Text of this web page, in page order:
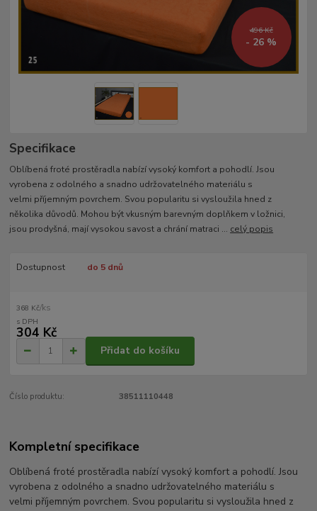
496 Kč
- 26 %
Specifikace
Oblíbená froté prostěradla nabízí vysoký komfort a pohodlí. Jsou
vyrobena z odolného a snadno udržovatelného materiálu s
velmi příjemným povrchem. Svou popularitu si vysloužila hned z
několika důvodů. Mohou být vkusným barevným doplňkem v ložnici,
jsou prodyšná, mají vysokou savost a chrání matraci ... celý popis
Dostupnost do 5 dnů
368 Kč/ks
304 Kč
Přidat do košíku
Číslo produktu: 38511110448
Kompletní specifikace
Oblíbená froté prostěradla nabízí vysoký komfort a pohodlí. Jsou
vyrobena z odolného a snadno udržovatelného materiálu s
velmi příjemným povrchem. Svou popularitu si vysloužila hned z